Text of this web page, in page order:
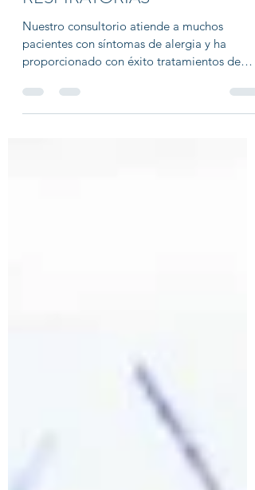
RESPIRATORIAS
Nuestro consultorio atiende a muchos
proporcionado con éxito tratamientos de
alergias a...